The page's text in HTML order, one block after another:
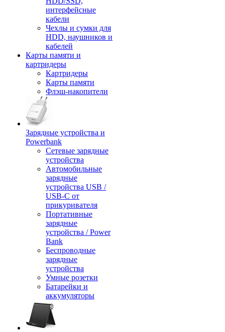
интерфейсные
кабели
Чехлы и сумки для
HDD, наушников и
кабелей
Карты памяти и
картридеры
Картридеры
Карты памяти
Флэш-накопители
Зарядные устройства и
Powerbank
Сетевые зарядные
устройства
Автомобильные
зарядные
устройства USB /
USB-C от
прикуривателя
Портативные
зарядные
устройства / Power
Bank
Беспроводные
зарядные
устройства
Умные розетки
Батарейки и
аккумуляторы